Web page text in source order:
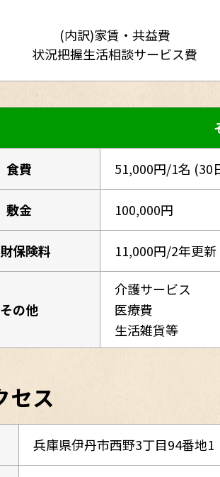
(内訳)家賃・共益費
状況把握生活相談サービス費
食費 51,000円/1名 (30
敷金 100,000円
保険料 11,000円/2年更新
その他
介護サービス
医療費
生活雑貨等
セス
兵庫県伊丹市西野3丁目94番地1